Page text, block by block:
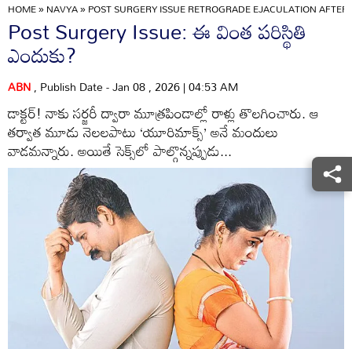
HOME»NAVYA»POST SURGERY ISSUE RETROGRADE EJACULATION
Post Surgery Issue: ఈ వింత పరిస్థితి
ఎందుకు?
ABN, Publish Date - Jan 08 , 2026 | 04:53 AM
డాక్టర్‌! నాకు సర్జరీ ద్వారా మూత్రపిండాల్లో రాళ్లు తొలగించారు. ఆ
తర్వాత మూడు నెలలపాటు ‘యూరిమాక్స్‌’ అనే మందులు
వాడమన్నారు. అయితే సెక్స్‌లో పాల్గొన్నప్పుడు...